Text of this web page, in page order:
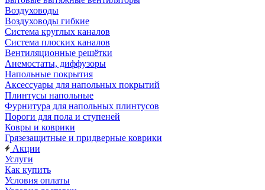
Воздуховоды
Воздуховоды гибкие
Система круглых каналов
Система плоских каналов
Вентиляционные решётки
Анемостаты, диффузоры
Напольные покрытия
Аксессуары для напольных покрытий
Плинтусы напольные
Фурнитура для напольных плинтусов
Пороги для пола и ступеней
Ковры и коврики
Грязезащитные и придверные коврики
Акции
Услуги
Как купить
Условия оплаты